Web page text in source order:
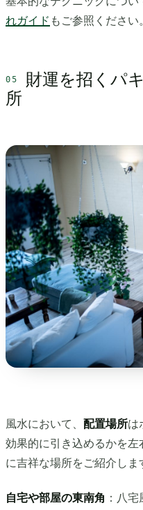
れガイド もご参照ください
財運を招くパ
所
風水において、 配置場所は
効果的に引き込めるかを
に吉祥な場所をご紹介しま
自宅や部屋の東南角 ：八